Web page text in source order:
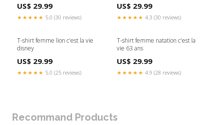
US$ 29.99
★★★★★ 5.0 (30 reviews)
US$ 29.99
★★★★★ 4.3 (30 reviews)
T-shirt femme lion c'est la vie
disney
US$ 29.99
★★★★★ 5.0 (25 reviews)
T-shirt femme natation c'est la
vie 63 ans
US$ 29.99
★★★★★ 4.9 (28 reviews)
Recommand Products